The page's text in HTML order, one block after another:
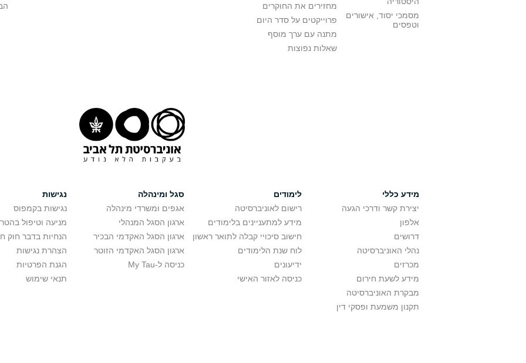
מסמכי יסוד, אישורים
וטפסים
מחזירים את החוקרים
פרוייקטים על סדר היום
מתנה עם ערך מוסף
שאלות נפוצות
מידע כללי
יצירת קשר ודרכי הגעה
אלפון
דרושים
נהלי האוניברסיטה
מכרזים
מידע לשעת חירום
מבקרת האוניברסיטה
תקנון משמעת ופסקי דין
לימודים
רישום לאוניברסיטה
מידע למתעניינים בלימודים
חישוב סיכויי קבלה לתואר ראשון
לוח שנת הלימודים
ידיעונים
כניסה לאזור האישי
סגל ומינהלה
אגפים ומשרדי מינהלה
ארגון הסגל המנהלי
ארגון הסגל האקדמי הבכיר
ארגון הסגל האקדמי הזוטר
כניסה ל-My Tau
נגישות
נגישות בקמפוס
מניעה וטיפול
הנחיות בדבר חוק
הצהרת נגישות
הגנת הפרטיות
תנאי שימוש